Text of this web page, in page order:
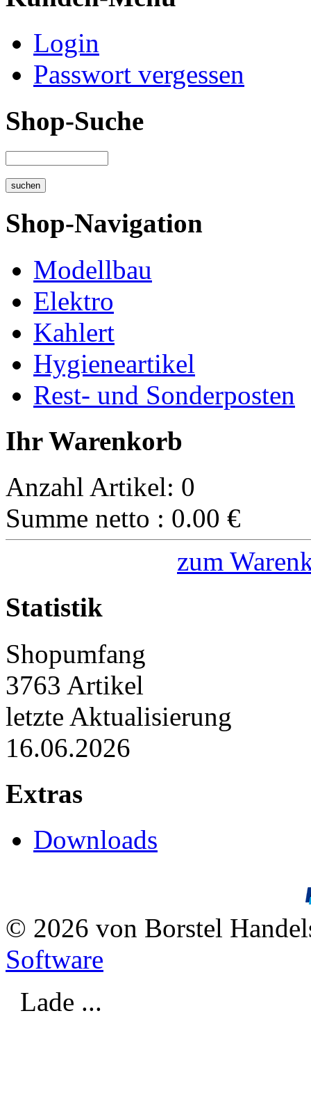
Login
Passwort vergessen
Shop-Suche
Shop-Navigation
Modellbau
Elektro
Kahlert
Hygieneartikel
Rest- und Sonderposten
Ihr Warenkorb
Anzahl Artikel: 0
Summe netto : 0.00 €
zum
Statistik
Shopumfang
3763 Artikel
letzte Aktualisierung
16.06.2026
Extras
Downloads
© 2026 von Borstel
Software
Lade ...